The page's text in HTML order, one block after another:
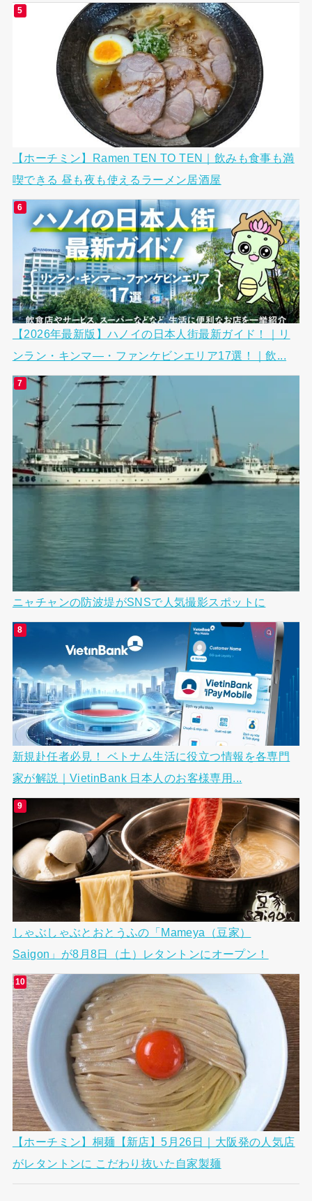
【ホーチミン】Ramen TEN TO TEN｜飲みも食事も満
喫できる 昼も夜も使えるラーメン居酒屋
【2026年最新版】ハノイの日本人街最新ガイド！｜リ
ンラン・キンマ―・ファンケビンエリア17選！｜飲...
ニャチャンの防波堤がSNSで人気撮影スポットに
新規赴任者必見！ ベトナム生活に役立つ情報を各専門
家が解説｜VietinBank 日本人のお客様専用...
しゃぶしゃぶとおとうふの「Mameya（豆家）
Saigon」が8月8日（土）レタントンにオープン！
【ホーチミン】桐麺【新店】5月26日｜大阪発の人気店
がレタントンに こだわり抜いた自家製麺